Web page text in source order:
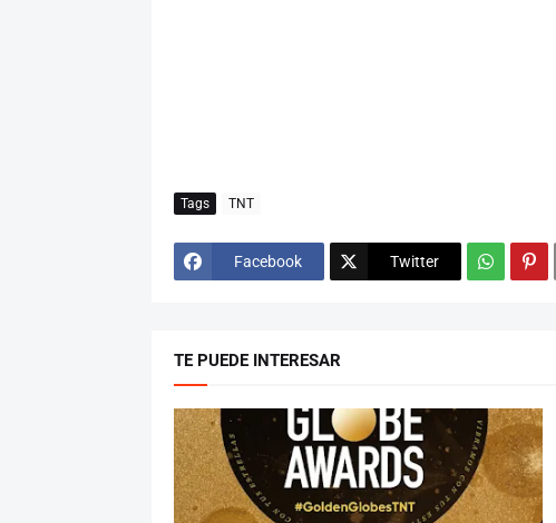
Tags TNT
Facebook Twitter
TE PUEDE INTERESAR